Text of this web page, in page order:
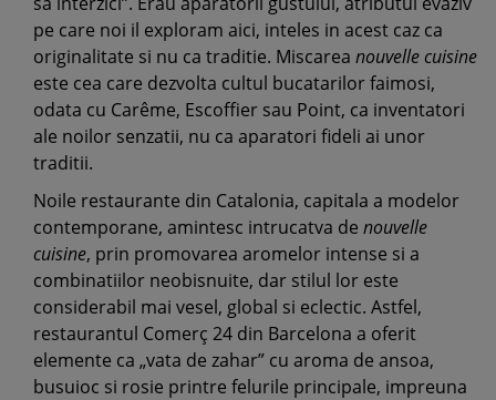
pe care noi il exploram aici, inteles in acest caz ca
originalitate si nu ca traditie. Miscarea nouvelle cuisine
este cea care dezvolta cultul bucatarilor faimosi,
odata cu Carême, Escoffier sau Point, ca inventatori
ale noilor senzatii, nu ca aparatori fideli ai unor
traditii.
Noile restaurante din Catalonia, capitala a modelor
contemporane, amintesc intrucatva de nouvelle
cuisine, prin promovarea aromelor intense si a
combinatiilor neobisnuite, dar stilul lor este
considerabil mai vesel, global si eclectic. Astfel,
restaurantul Comerç 24 din Barcelona a oferit
elemente ca „vata de zahar” cu aroma de ansoa,
busuioc si rosie printre felurile principale, impreuna